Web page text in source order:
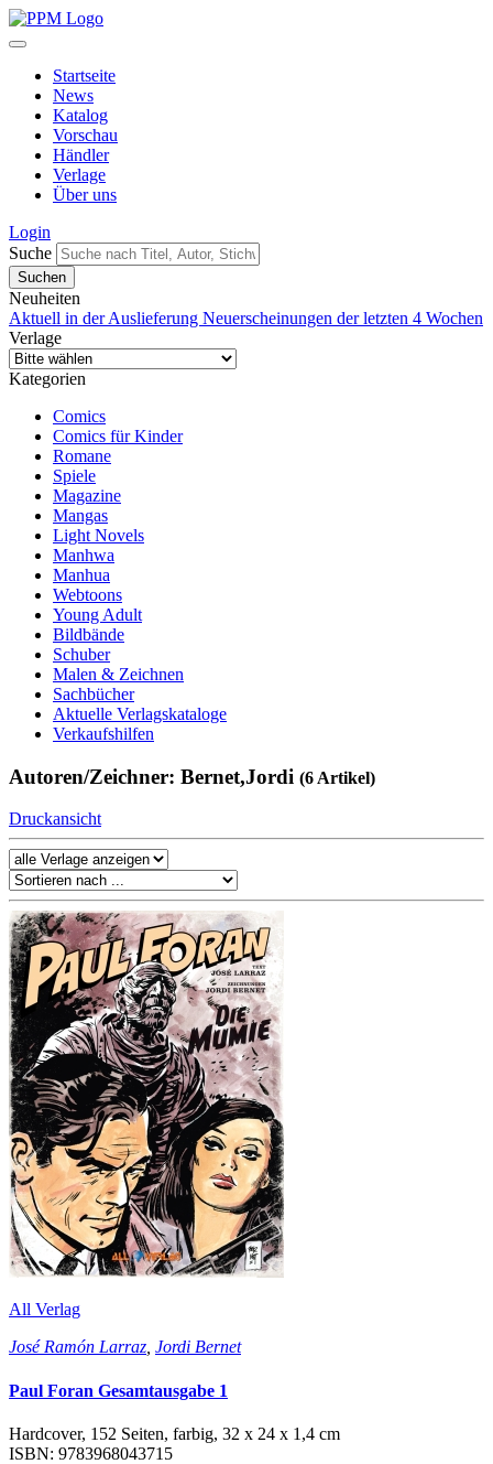
Startseite
News
Katalog
Vorschau
Händler
Verlage
Über uns
Login
Suche
Neuheiten
Aktuell in der Auslieferung Neuerscheinungen der letzten 4 Wochen
Verlage
Kategorien
Comics
Comics für Kinder
Romane
Spiele
Magazine
Mangas
Light Novels
Manhwa
Manhua
Webtoons
Young Adult
Bildbände
Schuber
Malen & Zeichnen
Sachbücher
Aktuelle Verlagskataloge
Verkaufshilfen
Autoren/Zeichner: Bernet,Jordi (6 Artikel)
Druckansicht
All Verlag
José Ramón Larraz, Jordi Bernet
Paul Foran Gesamtausgabe 1
Hardcover, 152 Seiten, farbig, 32 x 24 x 1,4 cm
ISBN: 9783968043715